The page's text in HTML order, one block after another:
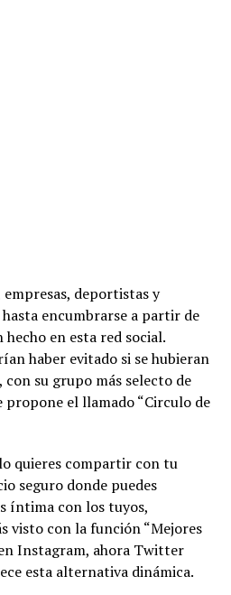
deportistas y
encumbrarse a partir de
en esta red social.
haber evitado si se hubieran
su grupo más selecto de
propone el llamado “Circulo de
quieres compartir con tu
seguro donde puedes
íntima con los tuyos,
visto con la función “Mejores
Instagram, ahora Twitter
esta alternativa dinámica.